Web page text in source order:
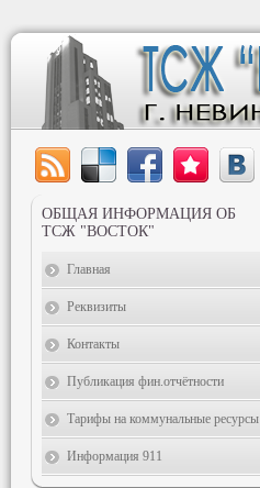
ОБЩАЯ ИНФОРМАЦИЯ ОБ
ТСЖ "ВОСТОК"
Главная
Реквизиты
Контакты
Публикация фин.отчётности
Тарифы на коммунальные ресурсы
Информация 911